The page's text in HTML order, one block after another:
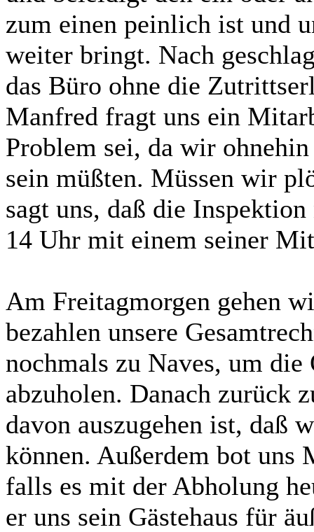
zum einen peinlich ist und
weiter bringt. Nach
das Büro ohne die
Manfred fragt uns ein
Problem sei, da wir
sein müßten. Müssen wir
sagt uns, daß die
14 Uhr mit einem seiner
Am Freitagmorgen gehen
bezahlen unsere
nochmals zu Naves, um
abzuholen. Danach zurück
davon auszugehen ist, daß
können. Außerdem bot uns
falls es mit der Abholung
er uns sein Gästehaus für